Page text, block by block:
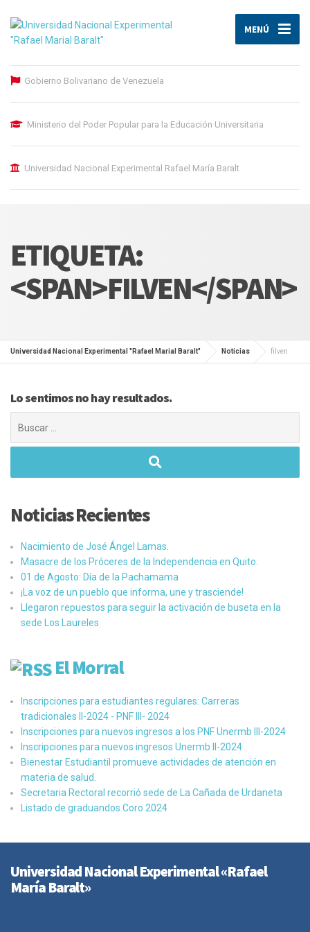
MENÚ
Gobierno Bolivariano de Venezuela
Ministerio del Poder Popular para la Educación Universitaria
Universidad Nacional Experimental Rafael María Baralt
ETIQUETA:
<SPAN>FILVEN</SPAN>
Universidad Nacional Experimental "Rafael Marial Baralt" Noticias filven
Lo sentimos no hay resultados.
Noticias Recientes
Nacimiento de José Ángel Lamas.
Masacre de los Próceres de la Independencia en Quito.
01 de Agosto: Día de la Pachamama
¡La voz de un pueblo que informa, une y trasciende!
Llegaron repuestos para seguir la activación de buseta en la
sede Los Laureles
El Morral
Inscripciones para estudiantes regulares: Carreras
tradicionales II-2024 - PNF III- 2024
Inscripciones para nuevos ingresos a los PNF Unermb III-2024
Inscripciones para nuevos ingresos Unermb II-2024
Bienestar Estudiantil promueve actividades de atención en
materia de salud.
Secretaria Rectoral recorrió sede de La Cañada de Urdaneta
Listado de graduandos Coro 2024
Universidad Nacional Experimental «Rafael
María Baralt»